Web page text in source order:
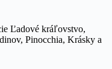
Ľadové kráľovstvo,
Pinocchia, Krásky a